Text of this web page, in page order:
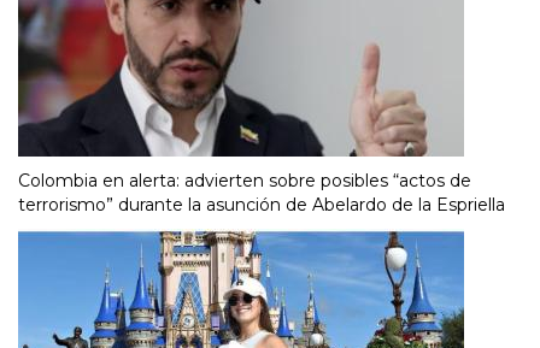
Colombia en alerta: advierten sobre posibles “actos de
terrorismo” durante la asunción de Abelardo de la Espriella